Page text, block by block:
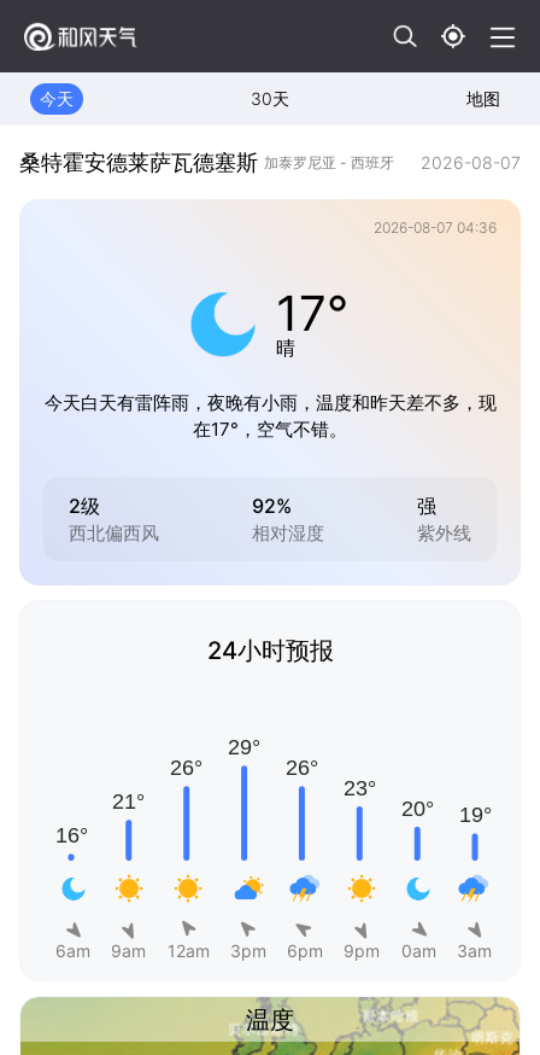
今天 30天 地图
桑特霍安德莱萨瓦德塞斯 加泰罗尼亚 - 西班牙 2026-08-07
2026-08-07 04:36
17°
晴
今天白天有雷阵雨，夜晚有小雨，温度和昨天差不多，现
在17°，空气不错。
2级
西北偏西风
92%
相对湿度
强
紫外线
24小时预报
6am 9am 12am 3pm 6pm 9pm 0am 3am
温度